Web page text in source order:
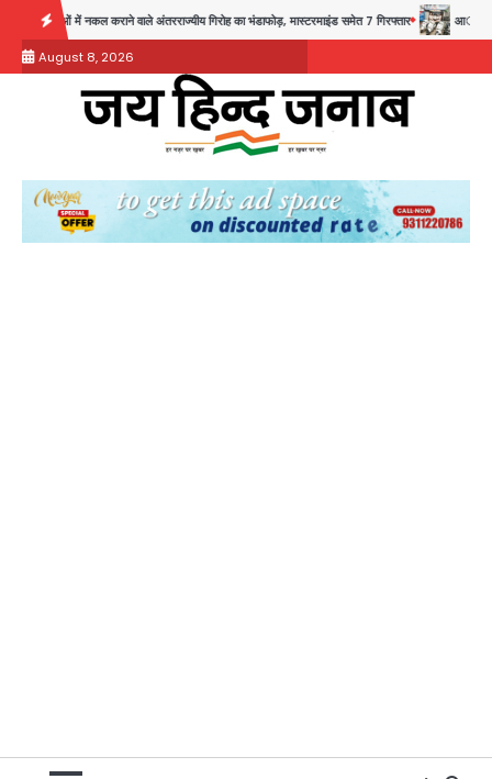
content
अंतरराज्यीय गिरोह का भंडाफोड़, मास्टरमाइंड समेत 7 गिरफ्तार आॅपरेशन ह्यप्रहारह्ण : 72 घंटे में उत्तर-
August 8, 2026